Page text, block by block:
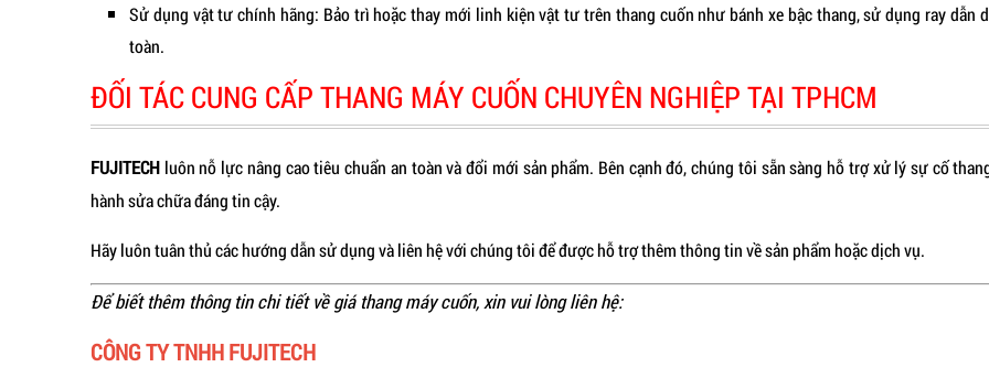
Sử dụng vật tư chính hãng: Bảo trì hoặc thay mới linh kiện vật tư trên thang cuốn như bánh xe bậc thang, sử dụng ray dẫn
toàn.
ĐỐI TÁC CUNG CẤP THANG MÁY CUỐN CHUYÊN NGHIỆP TẠI TPHCM
FUJITECH luôn nỗ lực nâng cao tiêu chuẩn an toàn và đổi mới sản phẩm. Bên cạnh đó, chúng tôi sẵn sàng hỗ trợ xử lý sự cố
hành sửa chữa đáng tin cậy.
Hãy luôn tuân thủ các hướng dẫn sử dụng và liên hệ với chúng tôi để được hỗ trợ thêm thông tin về sản phẩm hoặc dịch vụ.
Để biết thêm thông tin chi tiết về giá thang máy cuốn, xin vui lòng liên hệ:
CÔNG TY TNHH FUJITECH